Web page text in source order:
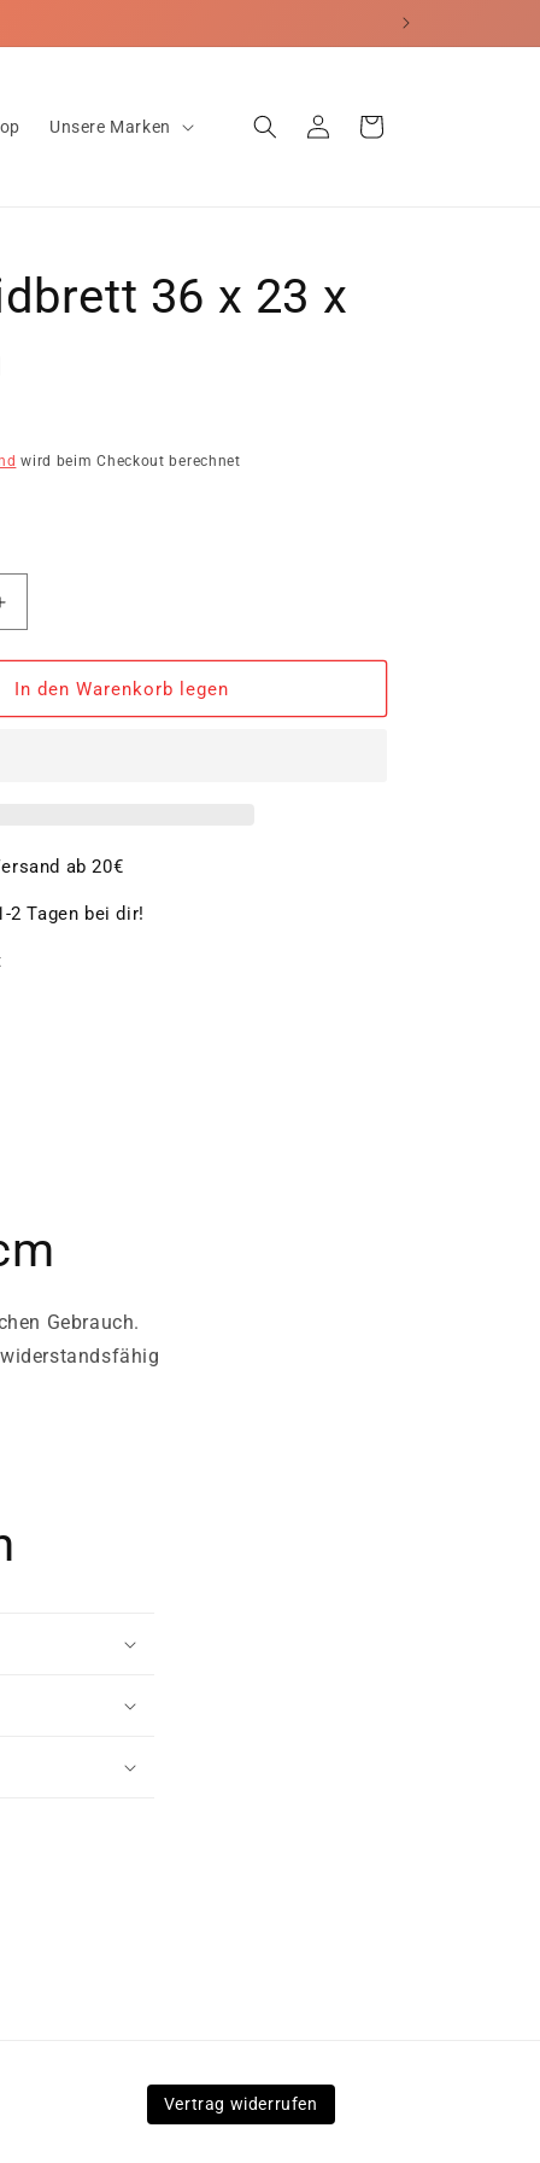
Unsere Marken EinloggenWarenkorb
36 x 23 x
wird beim Checkout berechnet
Erhöhe
fürIn den Warenkorb legen
ab 20€
2 Tagen bei dir!
Gebrauch.
Vertrag widerrufen